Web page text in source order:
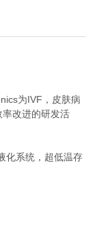
为IVF ，皮肤病
改进的研发活
化系统，超低温存